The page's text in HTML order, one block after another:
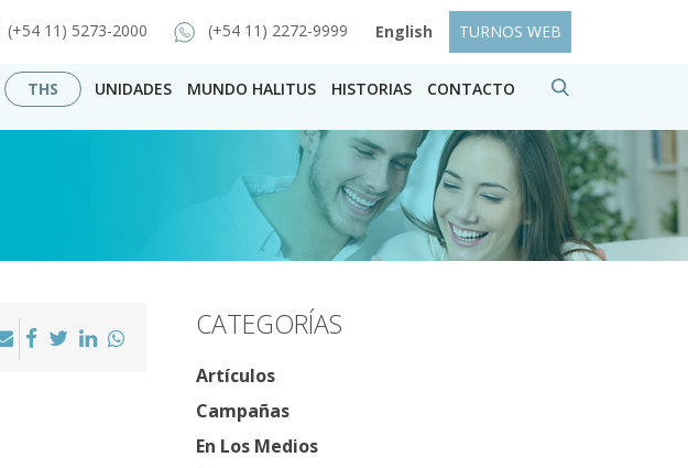
(+54 11) 5273-2000 (+54 11) 2272-9999 English TURNOS WEB
THS UNIDADES MUNDO HALITUS HISTORIAS CONTACTO
CATEGORÍAS
Artículos
Campañas
En Los Medios